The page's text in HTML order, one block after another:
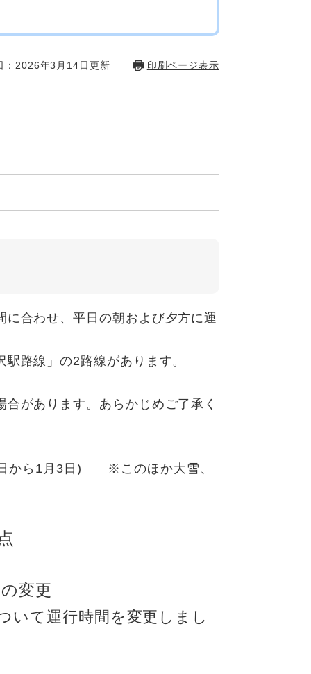
：2026年3月14日更新 印刷ページ表示
合わせ、平日の朝および夕方に運
路線」の2路線があります。
があります。あらかじめご了承く
から1月3日) ※このほか大雪、
変更
いて運行時間を変更しまし